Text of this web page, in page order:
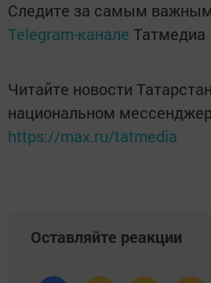
Следите за самым
Telegram-канале Татмедиа
Читайте новости
национальном
https://max.ru/tatmedia
Оставляйте реакции